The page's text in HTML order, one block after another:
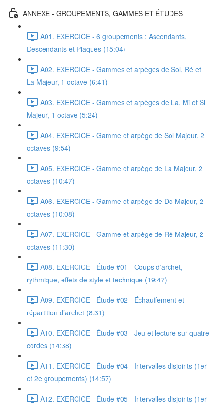
ANNEXE - GROUPEMENTS, GAMMES ET ÉTUDES
A01. EXERCICE - 6 groupements : Ascendants,
Descendants et Plaqués (15:04)
A02. EXERCICE - Gammes et arpèges de Sol, Ré et
La Majeur, 1 octave (6:41)
A03. EXERCICE - Gammes et arpèges de La, Mi et Si
Majeur, 1 octave (5:24)
A04. EXERCICE - Gamme et arpège de Sol Majeur, 2
octaves (9:54)
A05. EXERCICE - Gamme et arpège de La Majeur, 2
octaves (10:47)
A06. EXERCICE - Gamme et arpège de Do Majeur, 2
octaves (10:08)
A07. EXERCICE - Gamme et arpège de Ré Majeur, 2
octaves (11:30)
A08. EXERCICE - Étude #01 - Coups d’archet,
rythmique, effets de style et technique (19:47)
A09. EXERCICE - Étude #02 - Échauffement et
répartition d’archet (8:31)
A10. EXERCICE - Étude #03 - Jeu et lecture sur quatre
cordes (14:38)
A11. EXERCICE - Étude #04 - Intervalles disjoints (1er
et 2e groupements) (14:57)
A12. EXERCICE - Étude #05 - Intervalles disjoints (1er